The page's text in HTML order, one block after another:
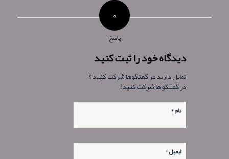
۰
پاسخ
دیدگاه خود را ثبت کنید
تمایل دارید در گفتگوها شرکت کنید ؟
در گفتگو ها شرکت کنید!
نام*
ایمیل*